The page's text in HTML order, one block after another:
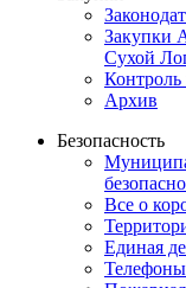
Закупки
Сухой
Контроль
Архив
Безопасность
Все о
Единая